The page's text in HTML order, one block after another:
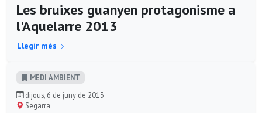
Les bruixes guanyen protagonisme a
l'Aquelarre 2013
Llegir més
MEDI AMBIENT
dijous, 6 de juny de 2013
Segarra